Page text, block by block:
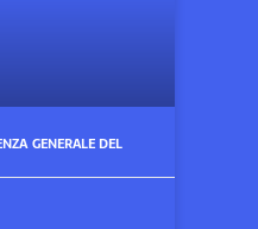
GENERALE DEL